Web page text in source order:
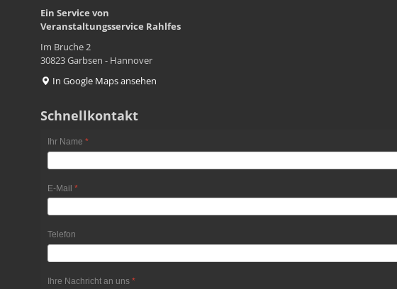
Ein Service von
Veranstaltungsservice Rahlfes
Im Bruche 2
30823 Garbsen - Hannover
In Google Maps ansehen
Schnellkontakt
Ihr Name *
E-Mail *
Telefon
Ihre Nachricht an uns *